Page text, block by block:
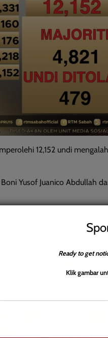
12,152 undi
Yusof Juanico Abdullah
Ready to get
Klik gambar